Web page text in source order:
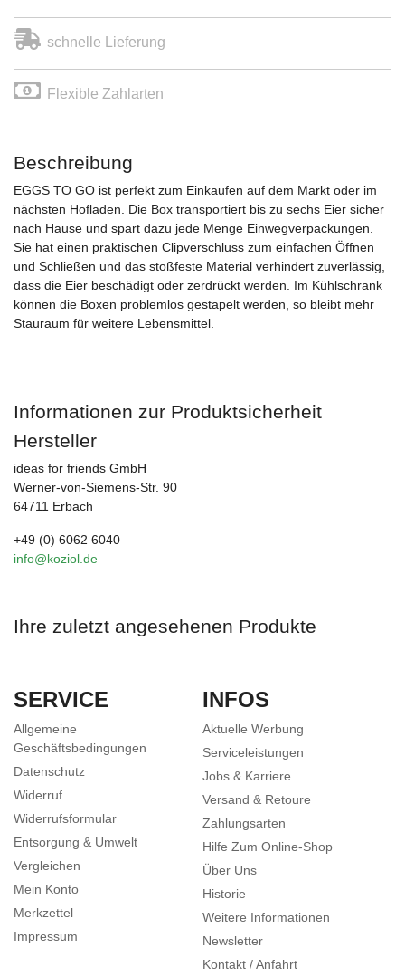
schnelle Lieferung
Flexible Zahlarten
Beschreibung
EGGS TO GO ist perfekt zum Einkaufen auf dem Markt oder im
nächsten Hofladen. Die Box transportiert bis zu sechs Eier sicher
nach Hause und spart dazu jede Menge Einwegverpackungen.
Sie hat einen praktischen Clipverschluss zum einfachen Öffnen
und Schließen und das stoßfeste Material verhindert zuverlässig,
dass die Eier beschädigt oder zerdrückt werden. Im Kühlschrank
können die Boxen problemlos gestapelt werden, so bleibt mehr
Stauraum für weitere Lebensmittel.
Informationen zur Produktsicherheit
Hersteller
ideas for friends GmbH
Werner-von-Siemens-Str. 90
64711 Erbach
+49 (0) 6062 6040
info@koziol.de
Ihre zuletzt angesehenen Produkte
SERVICE
Allgemeine
Geschäftsbedingungen
Datenschutz
Widerruf
Widerrufsformular
Entsorgung & Umwelt
Vergleichen
Mein Konto
Merkzettel
Impressum
INFOS
Aktuelle Werbung
Serviceleistungen
Jobs & Karriere
Versand & Retoure
Zahlungsarten
Hilfe Zum Online-Shop
Über Uns
Historie
Weitere Informationen
Newsletter
Kontakt / Anfahrt